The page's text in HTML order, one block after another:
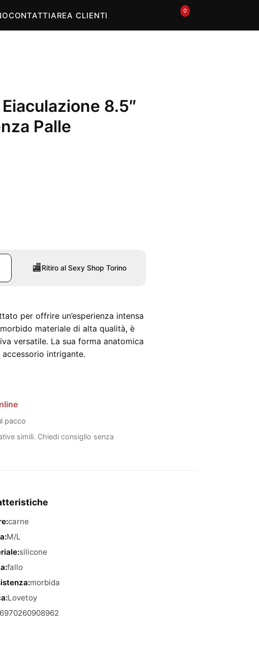
CONTATTIAREA CLIENTI 🛒0
8.5″
Palle
🏬Ritiro al Sexy Shop Torino
per offrire un’esperienza intensa
materiale di alta qualità, è
versatile. La sua forma anatomica
intrigante.
pacco
simili. Chiedi consiglio senza
carne
M/L
silicone
fallo
morbida
Lovetoy
6970260908962